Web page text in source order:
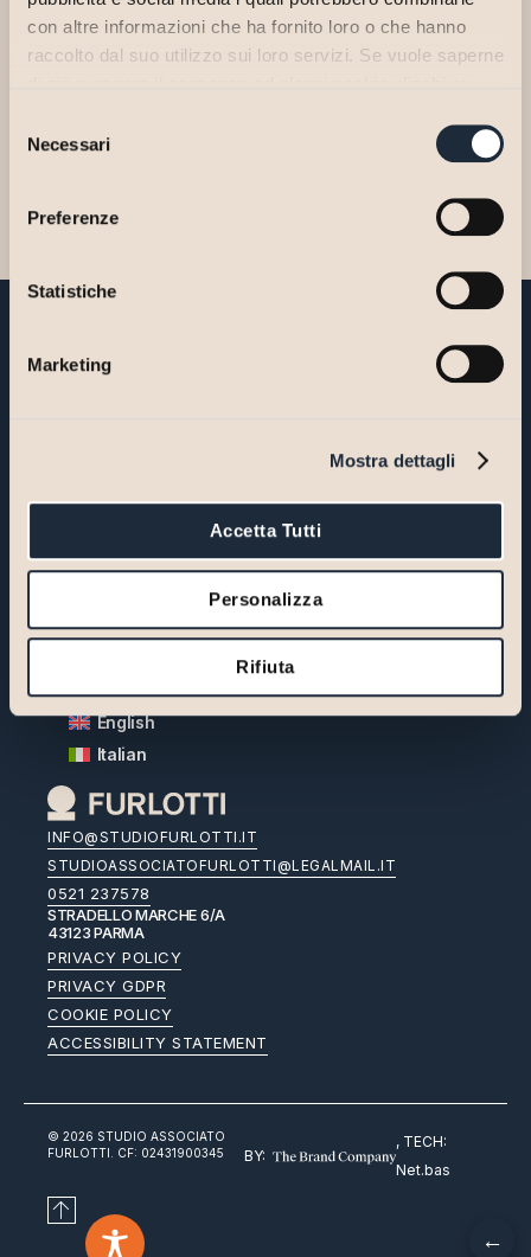
con altre informazioni che ha fornito loro o che hanno
raccolto dal suo utilizzo sui loro servizi. Se vuole saperne
cliccando sul tasto "Accetta Tutti". Se non vuole i cookie
di profilazione può negare il consenso cliccando sul tasto
delNecessari
Preferenze
Statistiche
Marketing
Mostra dettagli
Accetta Tutti
Personalizza
Rifiuta
In 2021, she was licensed to pursue the profession of Chartered
Accountant and is currently on the Register of the relevant
Professional Association of Parma. She has been working for the
Over the years she has engaged in her profession, she has gained
skills and expertise in accounting, taxation and financial reporting.
approach can make the
difference?
Please, contact us for an initial consulting meeting:
Together we will identify the most suitable solutions for
Contact us
English
Italian
INFO@STUDIOFURLOTTI.IT
STUDIOASSOCIATOFURLOTTI@LEGALMAIL.IT
0521 237578
STRADELLO MARCHE 6/A
43123 PARMA
PRIVACY POLICY
PRIVACY GDPR
COOKIE POLICY
ACCESSIBILITY STATEMENT
© 2026 STUDIO ASSOCIATO
FURLOTTI. CF: 02431900345
BY:
, TECH:
Net.bas
←